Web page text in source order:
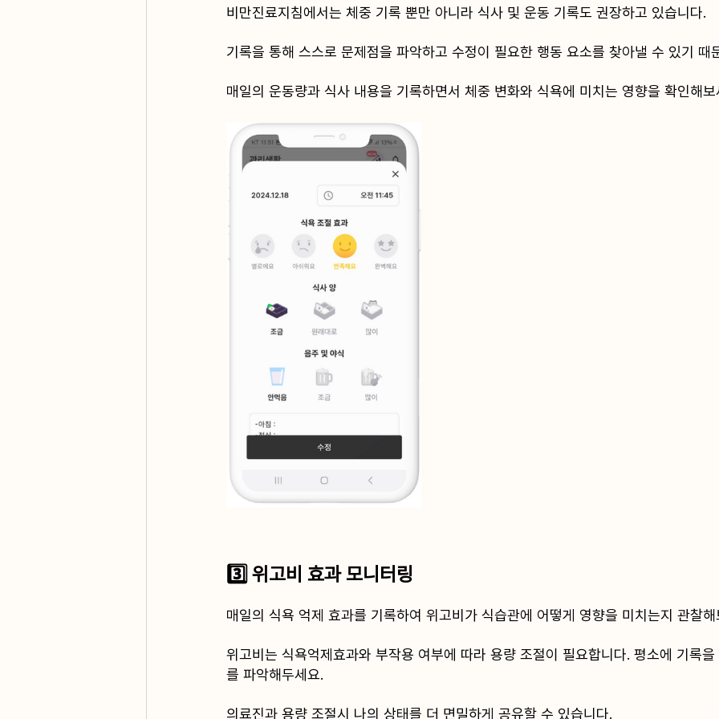
비만진료지침에서는 체중 기록 뿐만 아니라 식사 및 운동 기록도 권장하고 있습니다.
기록을 통해 스스로 문제점을 파악하고 수정이 필요한 행동 요소를 찾아낼 수 있기 때
매일의 운동량과 식사 내용을 기록하면서 체중 변화와 식욕에 미치는 영향을 확인해보
3️⃣ 위고비 효과 모니터링
매일의 식욕 억제 효과를 기록하여 위고비가 식습관에 어떻게 영향을 미치는지 관찰해
위고비는 식욕억제효과와 부작용 여부에 따라 용량 조절이 필요합니다. 평소에 기록
를 파악해두세요.
의료진과 용량 조절시 나의 상태를 더 면밀하게 공유할 수 있습니다.